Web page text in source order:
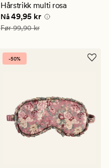
Hårstrikk multi rosa
Nåværende pris
Nå49,95 kr
Vanlig pris 99,90 kr
Før99,90 kr
-50%